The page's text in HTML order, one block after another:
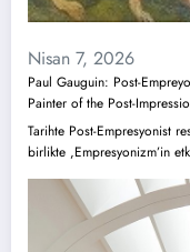
Nisan 7, 2026
Paul Gauguin: Post-
Painter of the Post-
Tarihte Post-Empresyonist
birlikte ,Empresyonizm’in